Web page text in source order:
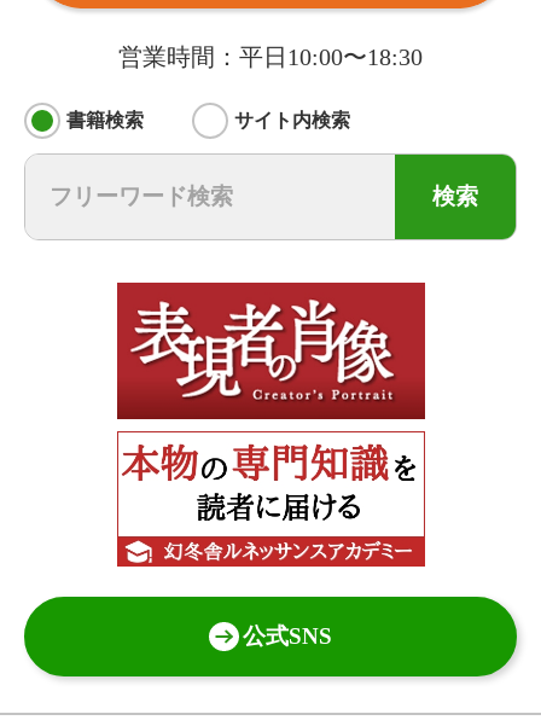
営業時間：平日10:00〜18:30
書籍検索 サイト内検索
検索
公式SNS